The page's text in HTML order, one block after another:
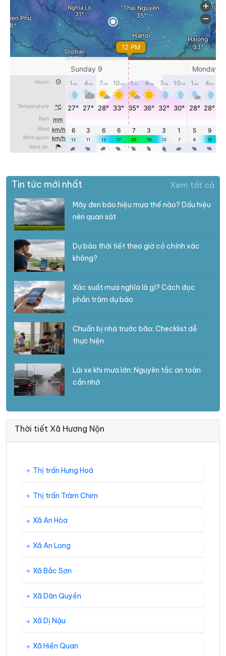
Tin tức mới nhất Xem tất cả
Mây đen báo hiệu mưa thế nào? Dấu hiệu
nên quan sát
Dự báo thời tiết theo giờ có chính xác
không?
Xác suất mưa nghĩa là gì? Cách đọc
phần trăm dự báo
Chuẩn bị nhà trước bão: Checklist dễ
thực hiện
Lái xe khi mưa lớn: Nguyên tắc an toàn
cần nhớ
Thời tiết Xã Hương Nộn
Thị trấn Hưng Hoá
Thị trấn Tràm Chim
Xã An Hòa
Xã An Long
Xã Bắc Sơn
Xã Dân Quyền
Xã Dị Nậu
Xã Hiền Quan